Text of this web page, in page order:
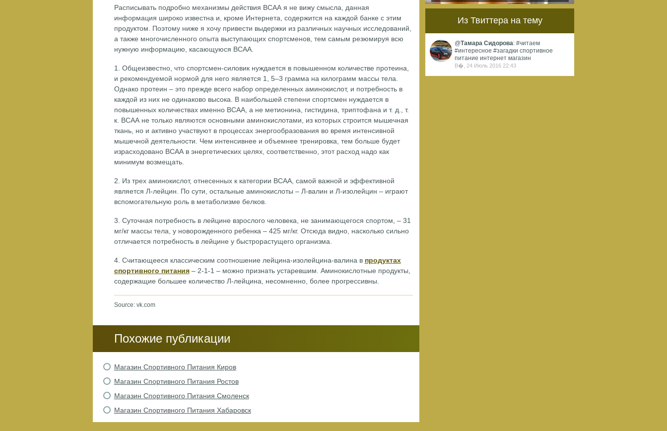
Расписывать подробно механизмы действия ВСАА я не вижу смысла, данная
информация широко известна и, кроме Интернета, содержится на каждой банке с этим
продуктом. Поэтому ниже я хочу привести выдержки из различных научных исследований,
а также многочисленного опыта выступающих спортсменов, тем самым резюмируя всю
нужную информацию, касающуюся ВСАА.
1. Общеизвестно, что спортсмен-силовик нуждается в повышенном количестве протеина,
и рекомендуемой нормой для него является 1, 5–3 грамма на килограмм массы тела.
Однако протеин – это прежде всего набор определенных аминокислот, и потребность в
каждой из них не одинаково высока. В наибольшей степени спортсмен нуждается в
повышенных количествах именно ВСАА, а не метионина, гистидина, триптофана и т. д., т.
к. ВСАА не только являются основными аминокислотами, из которых строится мышечная
ткань, но и активно участвуют в процессах энергообразования во время интенсивной
мышечной деятельности. Чем интенсивнее и объемнее тренировка, тем больше будет
израсходовано ВСАА в энергетических целях, соответственно, этот расход надо как
минимум возмещать.
2. Из трех аминокислот, отнесенных к категории ВСАА, самой важной и эффективной
является Л-лейцин. По сути, остальные аминокислоты – Л-валин и Л-изолейцин – играют
вспомогательную роль в метаболизме белков.
3. Суточная потребность в лейцине взрослого человека, не занимающегося спортом, – 31
мг/кг массы тела, у новорожденного ребенка – 425 мг/кг. Отсюда видно, насколько сильно
отличается потребность в лейцине у быстрорастущего организма.
4. Считающееся классическим соотношение лейцина-изолейцина-валина в продуктах
спортивного питания– 2-1-1 – можно признать устаревшим. Аминокислотные продукты,
содержащие большее количество Л-лейцина, несомненно, более прогрессивны.
Source: vk.com
Похожие публикации
Магазин Спортивного Питания Киров
Магазин Спортивного Питания Ростов
Магазин Спортивного Питания Смоленск
Магазин Спортивного Питания Хабаровск
спортивными результатами в
Из Твиттера на тему
@Тамара Сидорова: #читаем
#интересное #загадки спортивное
питание интернет магазин
В�, 24 Июль 2016 22:43